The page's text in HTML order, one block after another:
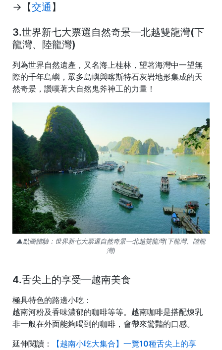
→【交通 】
3.世界新七大票選自然奇景─北越雙龍灣(下
龍灣、陸龍灣)
列為世界自然遺產，又名海上桂林 ，望著海灣中一望無
際的千年島嶼，眾多島嶼與喀斯特石灰岩地形集成的天
然奇景，讚嘆著大自然鬼斧神工的力量！
▲點圖體驗：世界新七大票選自然奇景─北越雙龍灣(下龍灣、陸龍
灣)
4.舌尖上的享受─越南美食
極具特色的路邊小吃 ：
越南河粉及香味濃郁的咖啡等等。越南咖啡是搭配煉乳
非一般在外面能夠喝到的咖啡，會帶來驚豔的口感。
延伸閱讀：
【越南小吃大集合】一覽10種舌尖上的享